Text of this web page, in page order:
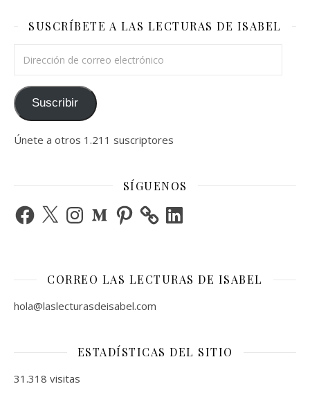
SUSCRÍBETE A LAS LECTURAS DE ISABEL
Suscribir
Únete a otros 1.211 suscriptores
SÍGUENOS
Facebook
X InstagramMediumPinterest LinkedIn
CORREO LAS LECTURAS DE ISABEL
hola@laslecturasdeisabel.com
ESTADÍSTICAS DEL SITIO
31.318 visitas